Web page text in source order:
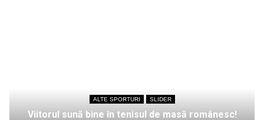
ALTE SPORTURI SLIDER
Viitorul sună bine în tenisul de masă românesc!